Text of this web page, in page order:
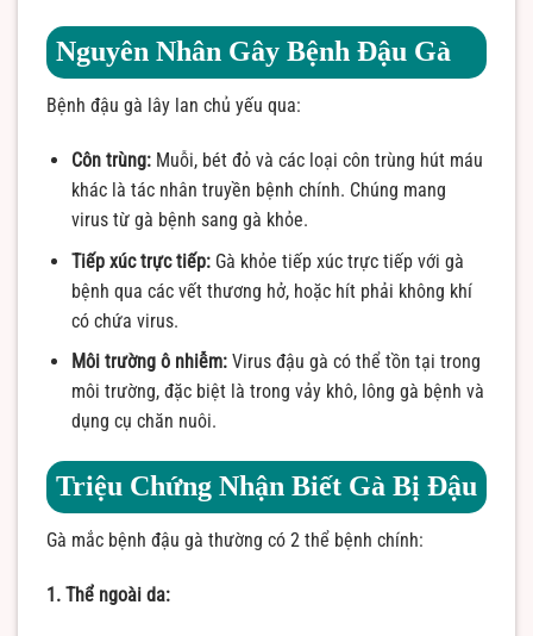
Nguyên Nhân Gây Bệnh Đậu Gà
Bệnh đậu gà lây lan chủ yếu qua:
Côn trùng:Muỗi, bét đỏ và các loại côn trùng hút máu
khác là tác nhân truyền bệnh chính. Chúng mang
virus từ gà bệnh sang gà khỏe.
Tiếp xúc trực tiếp:Gà khỏe tiếp xúc trực tiếp với gà
bệnh qua các vết thương hở, hoặc hít phải không khí
có chứa virus.
Môi trường ô nhiễm:Virus đậu gà có thể tồn tại trong
môi trường, đặc biệt là trong vảy khô, lông gà bệnh và
dụng cụ chăn nuôi.
Triệu Chứng Nhận Biết Gà Bị Đậu
Gà mắc bệnh đậu gà thường có 2 thể bệnh chính:
1. Thể ngoài da: